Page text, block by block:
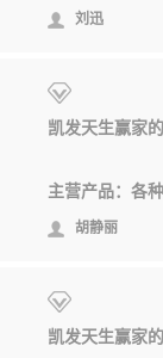
刘迅
凯发天生赢家
主营产品：各
胡静丽
凯发天生赢家